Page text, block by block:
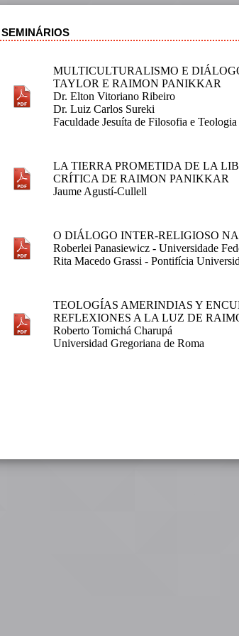
SEMINÁRIOS
MULTICULTURALISMO E
TAYLOR E RAIMON PANIKKAR
Dr. Elton Vitoriano Ribeiro
Dr. Luiz Carlos Sureki
Faculdade Jesuíta de Filosofia e Teologia
LA TIERRA PROMETIDA DE LA
CRÍTICA DE RAIMON PANIKKAR
Jaume Agustí-Cullell
O DIÁLOGO INTER-RELIGIOSO
Roberlei Panasiewicz - Universidade
Rita Macedo Grassi - Pontifícia
TEOLOGÍAS AMERINDIAS Y
REFLEXIONES A LA LUZ DE
Roberto Tomichá Charupá
Universidad Gregoriana de Roma